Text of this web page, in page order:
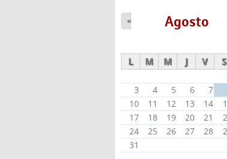
Agosto
«
L M M J V S
3
4 5 6 7
10
11 12 13 14
17
18 19 20 21
24
25 26 27 28
31